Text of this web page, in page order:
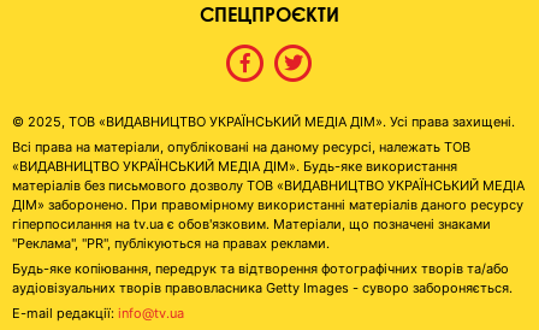
СПЕЦПРОЄКТИ
© 2025, ТОВ «ВИДАВНИЦТВО УКРАЇНСЬКИЙ МЕДІА ДІМ». Усі права захищені.
Всі права на матеріали, опубліковані на даному ресурсі, належать ТОВ
«ВИДАВНИЦТВО УКРАЇНСЬКИЙ МЕДІА ДІМ». Будь-яке використання
матеріалів без письмового дозволу ТОВ «ВИДАВНИЦТВО УКРАЇНСЬКИЙ МЕДІА
ДІМ» заборонено. При правомірному використанні матеріалів даного ресурсу
гіперпосилання на tv.ua є обов'язковим. Матеріали, що позначені знаками
"Реклама", "PR", публікуються на правах реклами.
Будь-яке копіювання, передрук та відтворення фотографічних творів та/або
аудіовізуальних творів правовласника Getty Images - суворо забороняється.
E-mail редакції: info@tv.ua